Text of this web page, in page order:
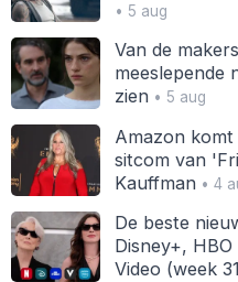
• 5 aug
Van de
meeslepende
zien• 5 aug
Amazon
sitcom van
Kauffman• 4
De beste
Disney+,
Video (week